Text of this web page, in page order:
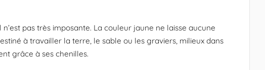
n’est pas très imposante. La couleur jaune ne laisse aucune
à travailler la terre, le sable ou les graviers, milieux dans
grâce à ses chenilles.